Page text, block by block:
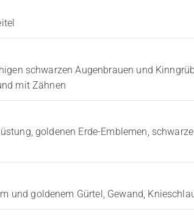
schwarzen Augenbrauen und
mit Zähnen
goldenen Erde-Emblemen,
und goldenem Gürtel, Gewand,